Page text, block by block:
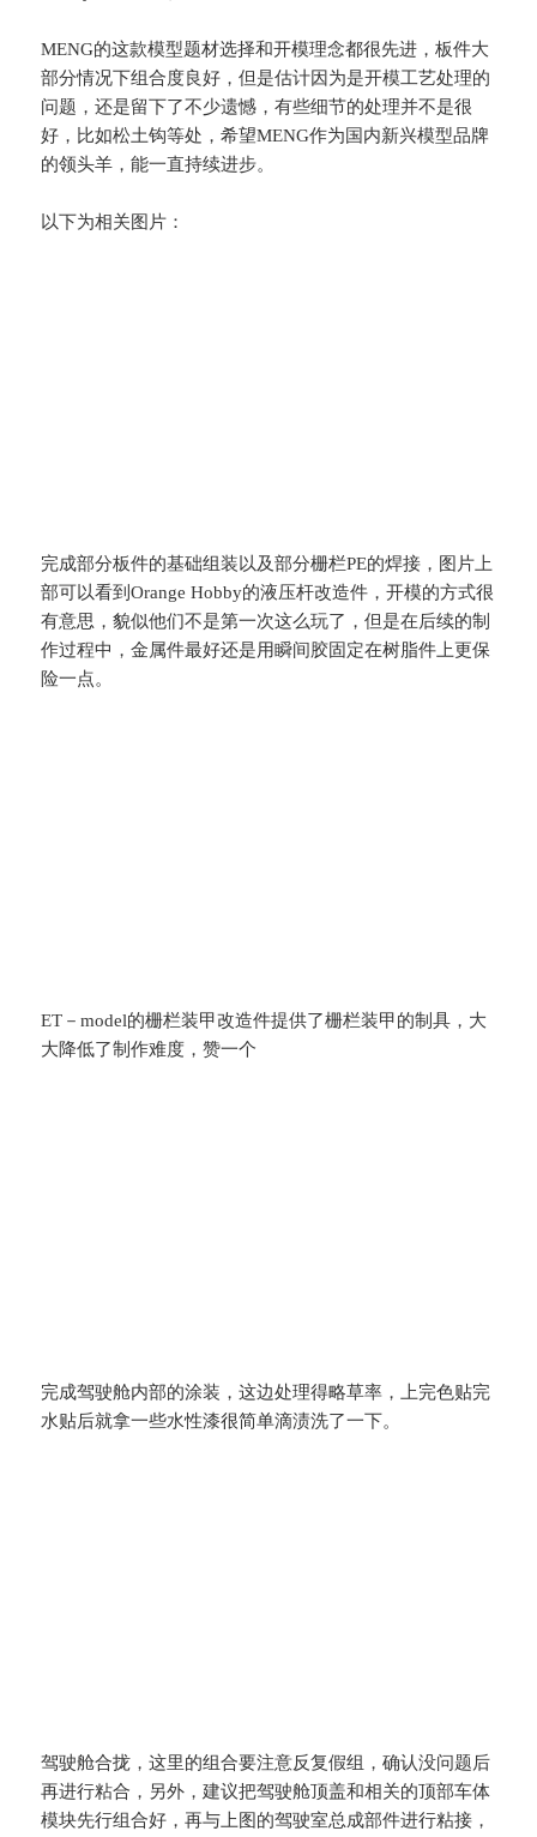
MENG的这款模型题材选择和开模理念都很先进，板件大
部分情况下组合度良好，但是估计因为是开模工艺处理的
问题，还是留下了不少遗憾，有些细节的处理并不是很
好，比如松土钩等处，希望MENG作为国内新兴模型品牌
的领头羊，能一直持续进步。
以下为相关图片：
完成部分板件的基础组装以及部分栅栏PE的焊接，图片上
部可以看到Orange Hobby的液压杆改造件，开模的方式很
有意思，貌似他们不是第一次这么玩了，但是在后续的制
作过程中，金属件最好还是用瞬间胶固定在树脂件上更保
险一点。
ET－model的栅栏装甲改造件提供了栅栏装甲的制具，大
大降低了制作难度，赞一个
完成驾驶舱内部的涂装，这边处理得略草率，上完色贴完
水贴后就拿一些水性漆很简单滴渍洗了一下。
驾驶舱合拢，这里的组合要注意反复假组，确认没问题后
再进行粘合，另外，建议把驾驶舱顶盖和相关的顶部车体
模块先行组合好，再与上图的驾驶室总成部件进行粘接，